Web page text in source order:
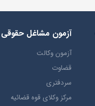
آزمون مشاغل حقوقی
آزمون وکالت
قضاوت
سردفتری
مرکز وکلای قوه قضائیه